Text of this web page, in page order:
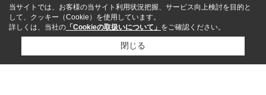
当サイトでは、お客様の当サイト利用状況把握、サービス向上検討を目的と
して、クッキー（Cookie）を使用しています。
詳しくは、当社の 「Cookieの取扱いについて」 をご確認ください。
閉じる